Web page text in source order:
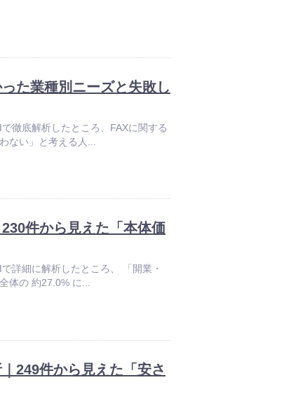
た業種別ニーズと失敗し
徹底解析したところ、FAXに関する
ない」と考える人...
件から見えた「本体価
詳細に解析したところ、 「開業・
体の 約27.0% に...
249件から見えた「安さ